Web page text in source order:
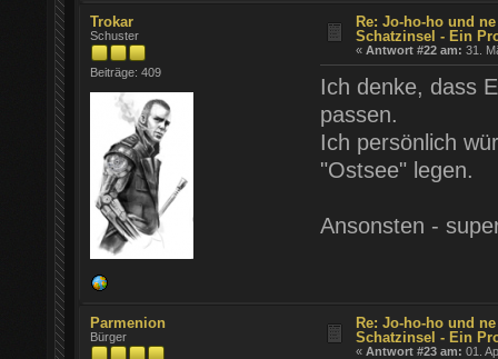
Trokar
Schuster
Beiträge: 409
Re: Jo-ho-ho und
Schatzinsel - Ein
«Antwort #22 am: 31.
Ich denke, dass
passen.
Ich persönlich
"Ostsee" legen.
Ansonsten -
Parmenion
Bürger
Re: Jo-ho-ho und
Schatzinsel - Ein
«Antwort #23 am: 01.